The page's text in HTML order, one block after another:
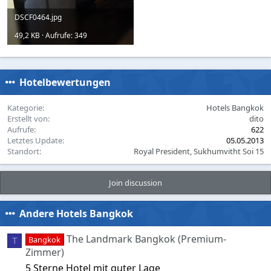
DSCF0464.jpg
49,2 KB · Aufrufe: 349
Hotelbewertungen
Kategorie
Hotels Bangkok
Erstellt von
dito
Aufrufe
622
Letztes Update
05.05.2013
Standort
Royal President, Sukhumvitht Soi 15
Join discussion
Andere Hotels Bangkok
T Bangkok The Landmark Bangkok (Premium-
Zimmer)
5 Sterne Hotel mit guter Lage